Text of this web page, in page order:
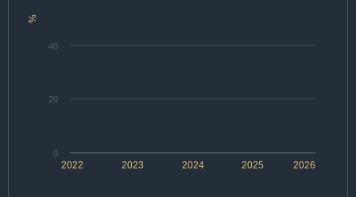
%
2022 2024 2026
2023 2025
0
20
40